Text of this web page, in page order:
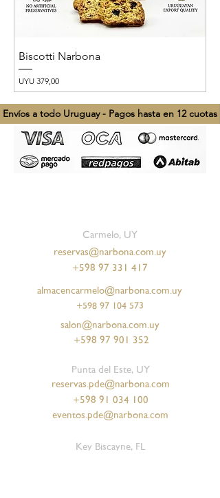
Biscotti Narbona
Preço
UYU 379,00
Envíos a todo Uruguay - Pagos hasta en 12 cuotas
Carmelo, UY
reservas@narbona.com.uy
+598 97 331 417
almacencarmelo@narbona.com.uy
+598 97 104 573
salon@narbona.com.uy
+598 97 901 352
Punta del Este, UY
reservas.pde@narbona.com
+598 91 034 100
eventos.pde@narbona.com
Key Biscayne, FL